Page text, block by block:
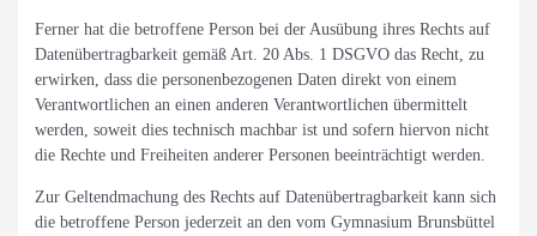
Ferner hat die betroffene Person bei der Ausübung ihres Rechts auf
Datenübertragbarkeit gemäß Art. 20 Abs. 1 DSGVO das Recht, zu
erwirken, dass die personenbezogenen Daten direkt von einem
Verantwortlichen an einen anderen Verantwortlichen übermittelt
werden, soweit dies technisch machbar ist und sofern hiervon nicht
die Rechte und Freiheiten anderer Personen beeinträchtigt werden.
Zur Geltendmachung des Rechts auf Datenübertragbarkeit kann sich
die betroffene Person jederzeit an den vom Gymnasium Brunsbüttel